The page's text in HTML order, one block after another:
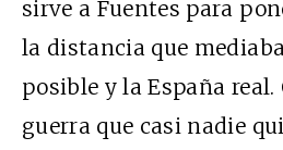
sirve a Fuentes para
la distancia que
posible y la España real.
guerra que casi nadie